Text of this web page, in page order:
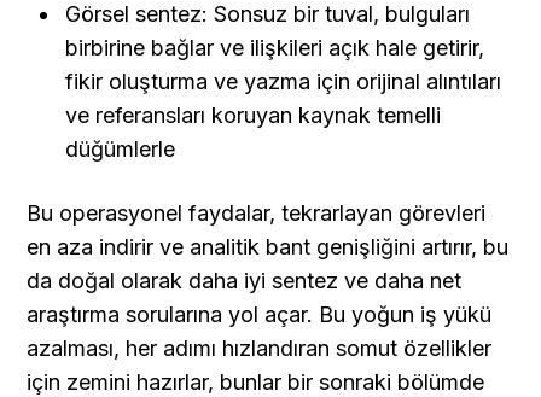
Görsel sentez: Sonsuz bir tuval, bulguları
birbirine bağlar ve ilişkileri açık hale getirir,
fikir oluşturma ve yazma için orijinal alıntıları
ve referansları koruyan kaynak temelli
düğümlerle
Bu operasyonel faydalar, tekrarlayan görevleri
en aza indirir ve analitik bant genişliğini artırır, bu
da doğal olarak daha iyi sentez ve daha net
araştırma sorularına yol açar. Bu yoğun iş yükü
azalması, her adımı hızlandıran somut özellikler
için zemini hazırlar, bunlar bir sonraki bölümde